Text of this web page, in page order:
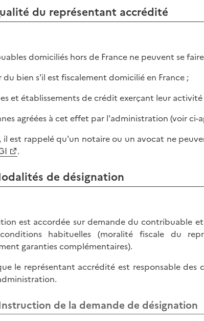
du représentant accrédité
domiciliés hors de France ne peuvent se
du bien s'il est fiscalement domicilié en France ;
et établissements de crédit exerçant leur activité
agréées à cet effet par l'administration (voir ci-
il est rappelé qu'un notaire ou un avocat ne
.
de désignation
est accordée sur demande du contribuable
habituelles (moralité fiscale du
garanties complémentaires).
le représentant accrédité est responsable des
de la demande de désignation